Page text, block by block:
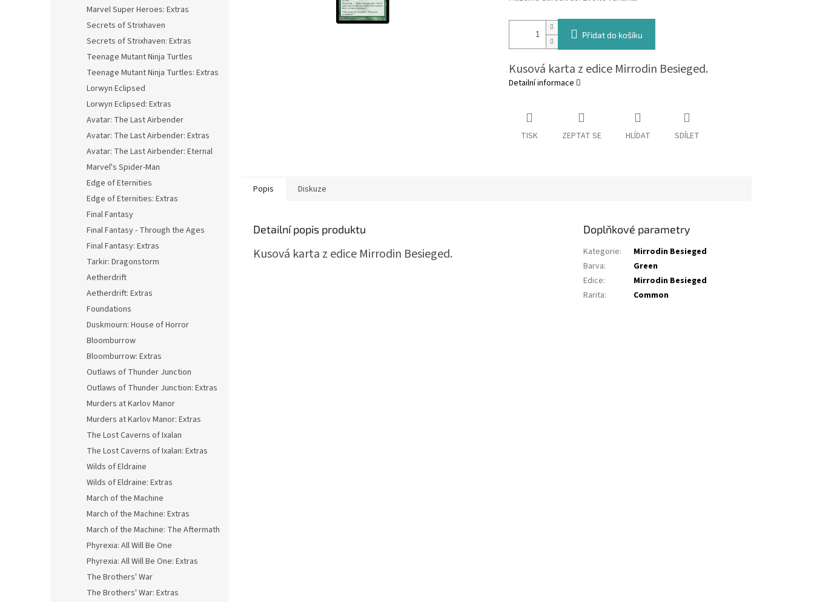
Marvel Super Heroes: Extras
Secrets of Strixhaven
Secrets of Strixhaven: Extras
Teenage Mutant Ninja Turtles
Teenage Mutant Ninja Turtles: Extras
Lorwyn Eclipsed
Lorwyn Eclipsed: Extras
Avatar: The Last Airbender
Avatar: The Last Airbender: Extras
Avatar: The Last Airbender: Eternal
Marvel's Spider-Man
Edge of Eternities
Edge of Eternities: Extras
Final Fantasy
Final Fantasy - Through the Ages
Final Fantasy: Extras
Tarkir: Dragonstorm
Aetherdrift
Aetherdrift: Extras
Foundations
Duskmourn: House of Horror
Bloomburrow
Bloomburrow: Extras
Outlaws of Thunder Junction
Outlaws of Thunder Junction: Extras
Murders at Karlov Manor
Murders at Karlov Manor: Extras
The Lost Caverns of Ixalan
The Lost Caverns of Ixalan: Extras
Wilds of Eldraine
Wilds of Eldraine: Extras
March of the Machine
March of the Machine: Extras
March of the Machine: The Aftermath
Phyrexia: All Will Be One
Phyrexia: All Will Be One: Extras
The Brothers' War
The Brothers' War: Extras
Přidat do košíku
Kusová karta z edice Mirrodin Besieged.
Detailní informace
TISK ZEPTAT SE HLÍDAT SDÍLET
Popis Diskuze
Detailní popis produktu
Kusová karta z edice Mirrodin Besieged.
Doplňkové parametry
Kategorie:
Mirrodin Besieged
Barva:
Green
Edice:
Mirrodin Besieged
Rarita: Common